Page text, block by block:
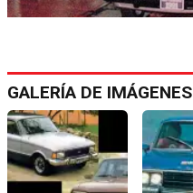
GALERÍA DE IMÁGENES